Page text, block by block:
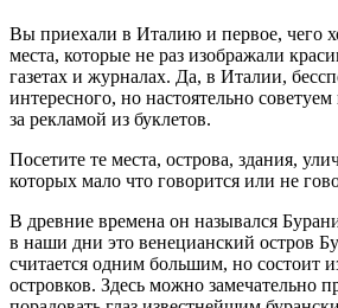
Вы приехали в Италию и первое, чего
места, которые не раз изображали
газетах и журналах. Да, в Италии,
интересного, но настоятельно советуем
за рекламой из буклетов.
Посетите те места, острова, здания,
которых мало что говорится или не
В древние времена он назывался
в наши дни это венецианский остров
считается одним большим, но состоит
островков. Здесь можно замечательно